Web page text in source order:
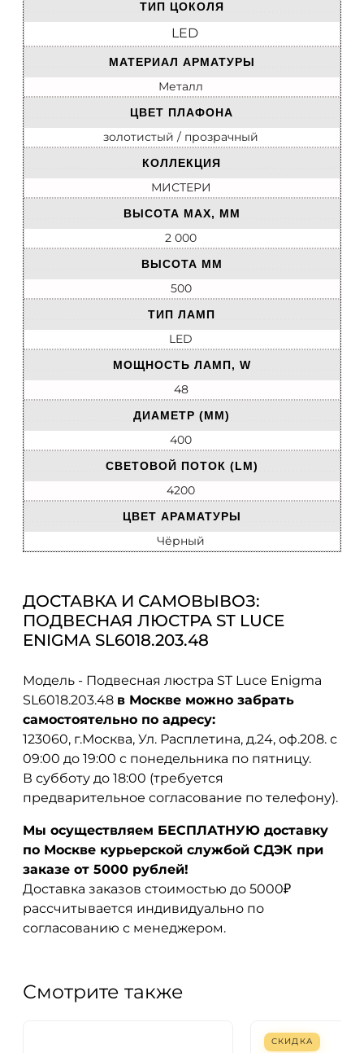
ТИП ЦОКОЛЯ
LED
МАТЕРИАЛ АРМАТУРЫ
Металл
ЦВЕТ ПЛАФОНА
золотистый / прозрачный
КОЛЛЕКЦИЯ
МИСТЕРИ
ВЫСОТА MAX, ММ
2 000
ВЫСОТА ММ
500
ТИП ЛАМП
LED
МОЩНОСТЬ ЛАМП, W
48
ДИАМЕТР (ММ)
400
СВЕТОВОЙ ПОТОК (LM)
4200
ЦВЕТ АРАМАТУРЫ
Чёрный
ДОСТАВКА И САМОВЫВОЗ:
ПОДВЕСНАЯ ЛЮСТРА ST LUCE
ENIGMA SL6018.203.48
Модель - Подвесная люстра ST Luce Enigma
SL6018.203.48 в Москве можно забрать
самостоятельно по адресу:
123060, г.Москва, Ул. Расплетина, д.24, оф.208. с
09:00 до 19:00 с понедельника по пятницу.
В субботу до 18:00 (требуется
предварительное согласование по телефону).
Мы осуществляем БЕСПЛАТНУЮ доставку
по Москве курьерской службой СДЭК при
заказе от 5000 рублей!
Доставка заказов стоимостью до 5000₽
рассчитывается индивидуально по
согласованию с менеджером.
Смотрите также
СКИДКА